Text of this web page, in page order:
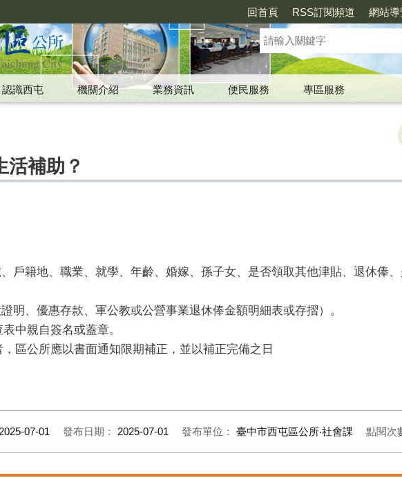
回首頁 RSS訂閱頻道 網站導
認識西屯 機關介紹 業務資訊 便民服務
專區服務
活補助？
戶籍地、職業、就學、年齡、婚嫁、孫子女、是否領取其他津貼、退休俸
明、優惠存款、軍公教或公營事業退休俸金額明細表或存摺）。
中親自簽名或蓋章。
區公所應以書面通知限期補正，並以補正完備之日
2025-07-01 發布日期： 2025-07-01 發布單位： 臺中市西屯區公所‧社會課 點閱次